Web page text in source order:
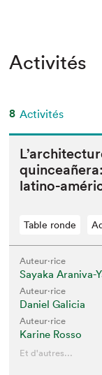
Activités
8 Activités
latino-
Table ronde
Auteur·rice
Sayaka Araniva-
Auteur·rice
Daniel Galicia
Auteur·rice
Karine Rosso
Et d'autres...